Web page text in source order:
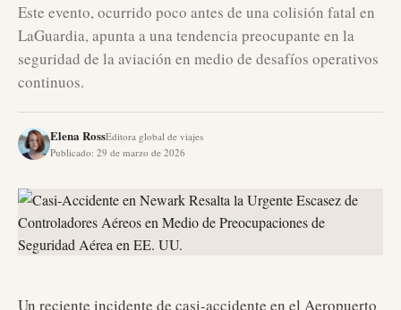
Este evento, ocurrido poco antes de una colisión fatal en
LaGuardia, apunta a una tendencia preocupante en la
seguridad de la aviación en medio de desafíos operativos
continuos.
Elena RossEditora global de viajes
Publicado: 29 de marzo de 2026
Un reciente incidente de casi-accidente en el Aeropuerto